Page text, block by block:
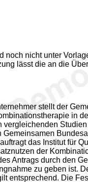
nicht unter
lässt die an die
stellt der
in
das Institut für
der
Antrags durch den
zu geben ist.
entsprechend. Die